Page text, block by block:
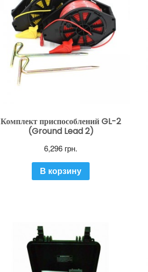
Комплект приспособлений GL-2
(Ground Lead 2)
6,296 грн.
В корзину